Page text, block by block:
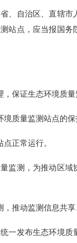
、自治区、直辖市
站点，应当报国务
保证生态环境质量
质量监测站点的保
正常运行。
测，为推动区域
推动监测信息共享
一发布生态环境质